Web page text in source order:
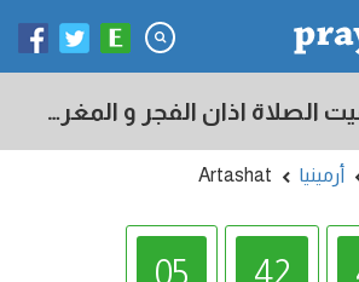
Artashat: مواقيت الصلاة اذان الفجر و المغرب في اليوم - أرمينيا
أرمينيا Artashat
05 42